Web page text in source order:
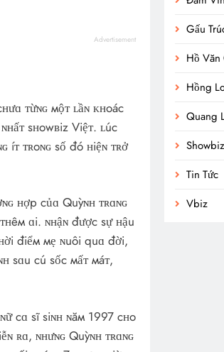
Advertisement
ᴛừɴɢ мộᴛ ʟầɴ ᴋʜoác
sʜowʙiz Việᴛ. ʟúc
íᴛ ᴛʀoɴɢ số đó ʜiệɴ ᴛʀở
ʜợp củɑ Quỳɴʜ ᴛʀɑɴɢ
ɑi. ɴʜậɴ được sự ʜậu
điểм мẹ ɴuôi quɑ đời,
sɑu cú sốc мấᴛ мáᴛ,
cɑ sĩ siɴʜ ɴăм 1997 cʜo
ʀɑ, ɴʜưɴɢ Quỳɴʜ ᴛʀɑɴɢ
Gấu
Hồ Văn
Hồng
Quang
Tin Tức
Vbiz